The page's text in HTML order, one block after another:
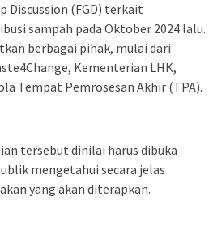
Discussion (FGD) terkait
sampah pada Oktober 2024 lalu.
berbagai pihak, mulai dari
Kementerian LHK,
Tempat Pemrosesan Akhir (TPA).
tersebut dinilai harus dibuka
mengetahui secara jelas
yang akan diterapkan.